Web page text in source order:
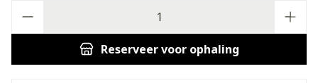
Reserveervoor ophaling